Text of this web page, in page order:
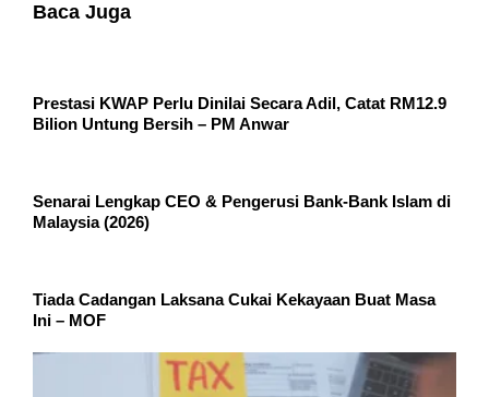
Baca Juga
Prestasi KWAP Perlu Dinilai Secara Adil, Catat RM12.9
Bilion Untung Bersih – PM Anwar
Senarai Lengkap CEO & Pengerusi Bank-Bank Islam di
Malaysia (2026)
Tiada Cadangan Laksana Cukai Kekayaan Buat Masa
Ini – MOF